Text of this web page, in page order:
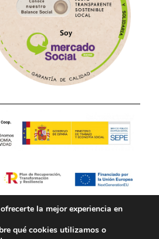
Política de Privacidad
la mejor experiencia en
qué cookies utilizamos o